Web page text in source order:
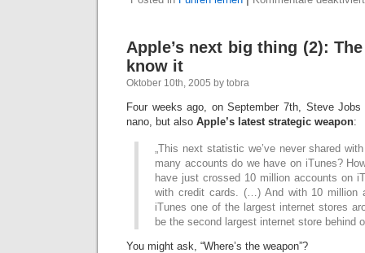
Apple’s next big thing (2):
know it
Oktober 10th, 2005 by tobra
Four weeks ago, on September 7th, Steve
nano, but also Apple’s latest strategic weapon:
„This next statistic we’ve never shared
many accounts do we have on iTunes?
have just crossed 10 million accounts on
with credit cards. (…) And with 10 million
iTunes one of the largest internet stores
be the second largest internet store behind
You might ask, “Where’s the weapon”?